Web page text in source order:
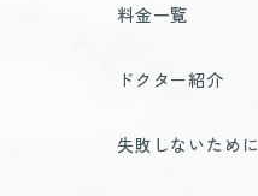
料金一覧
ドクター紹介
失敗しないために